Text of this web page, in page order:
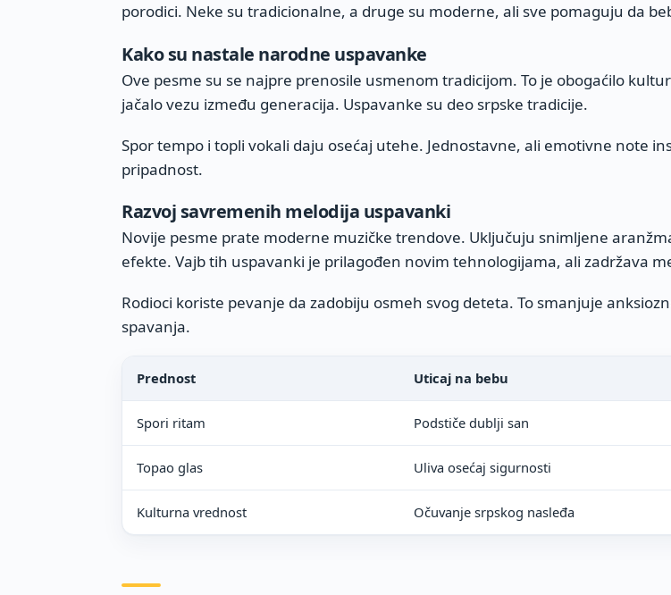
porodici. Neke su tradicionalne, a druge su moderne, ali sve pomaguju da
Kako su nastale narodne uspavanke
Ove pesme su se najpre prenosile usmenom tradicijom. To je obogaćilo
jačalo vezu između generacija. Uspavanke su deo srpske tradicije.
Spor tempo i topli vokali daju osećaj utehe. Jednostavne, ali emotivne note
pripadnost.
Razvoj savremenih melodija uspavanki
Novije pesme prate moderne muzičke trendove. Uključuju snimljene
efekte. Vajb tih uspavanki je prilagođen novim tehnologijama, ali zadržava
Rodioci koriste pevanje da zadobiju osmeh svog deteta. To smanjuje
spavanja.
Prednost Uticaj na bebu
Spori ritam Podstiče dublji san
Topao glas Uliva osećaj sigurnosti
Kulturna vrednost Očuvanje srpskog nasleđa